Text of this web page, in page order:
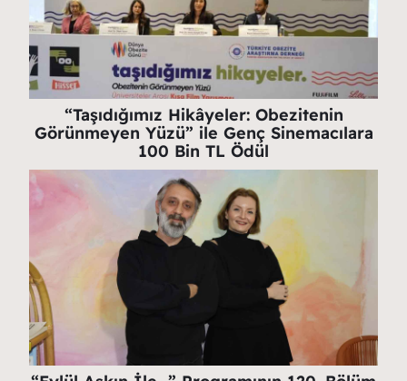
“Taşıdığımız Hikâyeler: Obezitenin
Görünmeyen Yüzü” ile Genç Sinemacılara
100 Bin TL Ödül